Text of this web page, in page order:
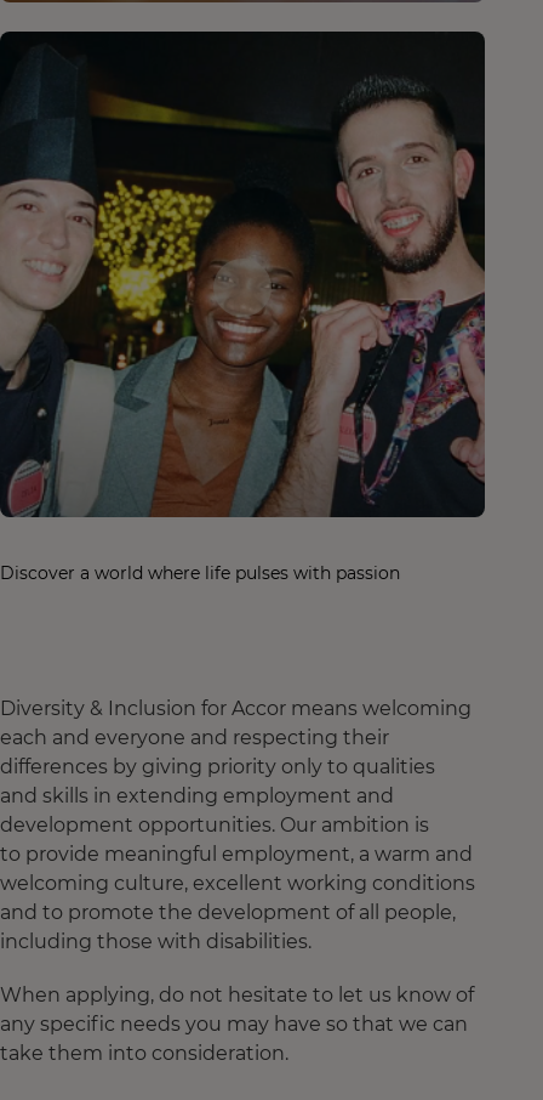
Discover a world where life pulses with passion
Diversity & Inclusion for Accor means welcoming
each and everyone and respecting their
differences by giving priority only to qualities
and skills in extending employment and
development opportunities. Our ambition is
to provide meaningful employment, a warm and
welcoming culture, excellent working conditions
and to promote the development of all people,
including those with disabilities.
When applying, do not hesitate to let us know of
any specific needs you may have so that we can
take them into consideration.